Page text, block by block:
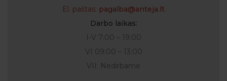
El. paštas: pagalba@anteja.lt
Darbo laikas:
I-V 7:00 – 19:00
VI 09:00 – 13:00
VII: Nedirbame